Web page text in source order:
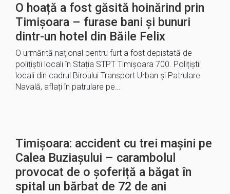
O hoață a fost găsită hoinărind prin
Timișoara – furase bani și bunuri
dintr-un hotel din Băile Felix
O urmărită național pentru furt a fost depistată de
polițiștii locali în Stația STPT Timișoara 700. Polițiștii
locali din cadrul Biroului Transport Urban și Patrulare
Navală, aflați în patrulare pe…
Timișoara: accident cu trei mașini pe
Calea Buziașului – carambolul
provocat de o șoferiță a băgat în
spital un bărbat de 72 de ani